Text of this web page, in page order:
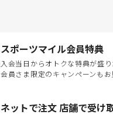
スポーツマイル会員特典
入会当日からオトクな特典が盛り
会員さま限定のキャンペーンもお
ネットで注文 店舗で受け